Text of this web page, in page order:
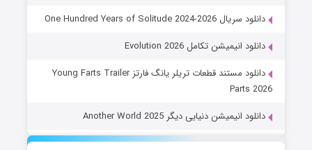
دانلود سریال One Hundred Years of Solitude 2024-2026
دانلود انیمیشن تکامل Evolution 2026
دانلود مستند قطعات تریلر یانگ فارتز Young Farts Trailer
Parts 2026
دانلود انیمیشن دنیایی دیگر Another World 2025